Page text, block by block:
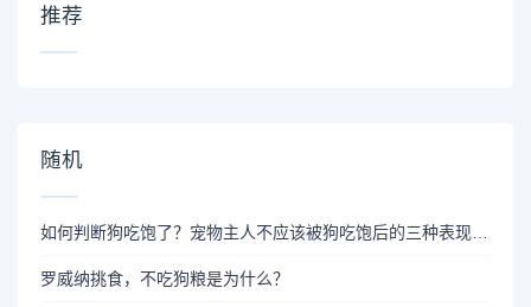
推荐
随机
如何判断狗吃饱了？宠物主人不应该被狗吃饱后的三种表现欺骗
罗威纳挑食，不吃狗粮是为什么？